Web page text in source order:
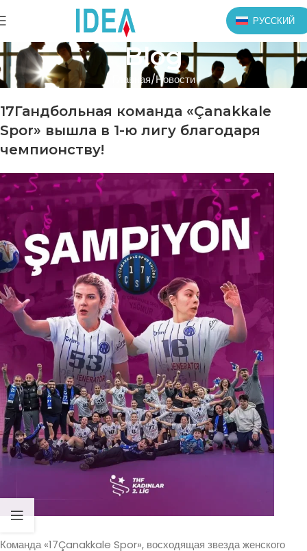
РУССКИЙ
Blog
Главная Новости
17Гандбольная команда «Çanakkale
Spor» вышла в 1-ю лигу благодаря
чемпионству!
Команда «17Çanakkale Spor», восходящая звезда женского